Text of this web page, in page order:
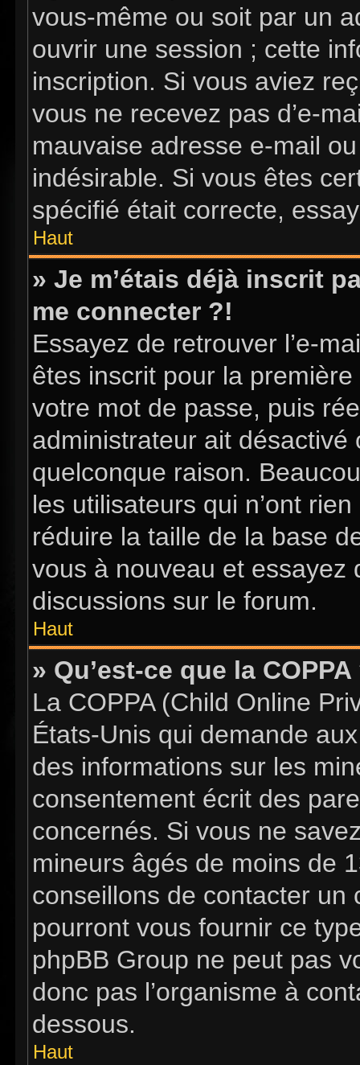
vous-même ou soit par un
ouvrir une session ; cette
inscription. Si vous aviez
vous ne recevez pas d’e-
mauvaise adresse e-mail
indésirable. Si vous êtes
spécifié était correcte,
Haut
» Je m’étais déjà inscrit
me connecter ?!
Essayez de retrouver l’e-
êtes inscrit pour la
votre mot de passe, puis
administrateur ait
quelconque raison.
les utilisateurs qui n’ont
réduire la taille de la base
vous à nouveau et essayez
discussions sur le forum.
Haut
» Qu’est-ce que la COPPA
La COPPA (Child Online
États-Unis qui demande
des informations sur les
consentement écrit des
concernés. Si vous ne
mineurs âgés de moins de
conseillons de contacter un
pourront vous fournir ce
phpBB Group ne peut pas
donc pas l’organisme à
dessous.
Haut